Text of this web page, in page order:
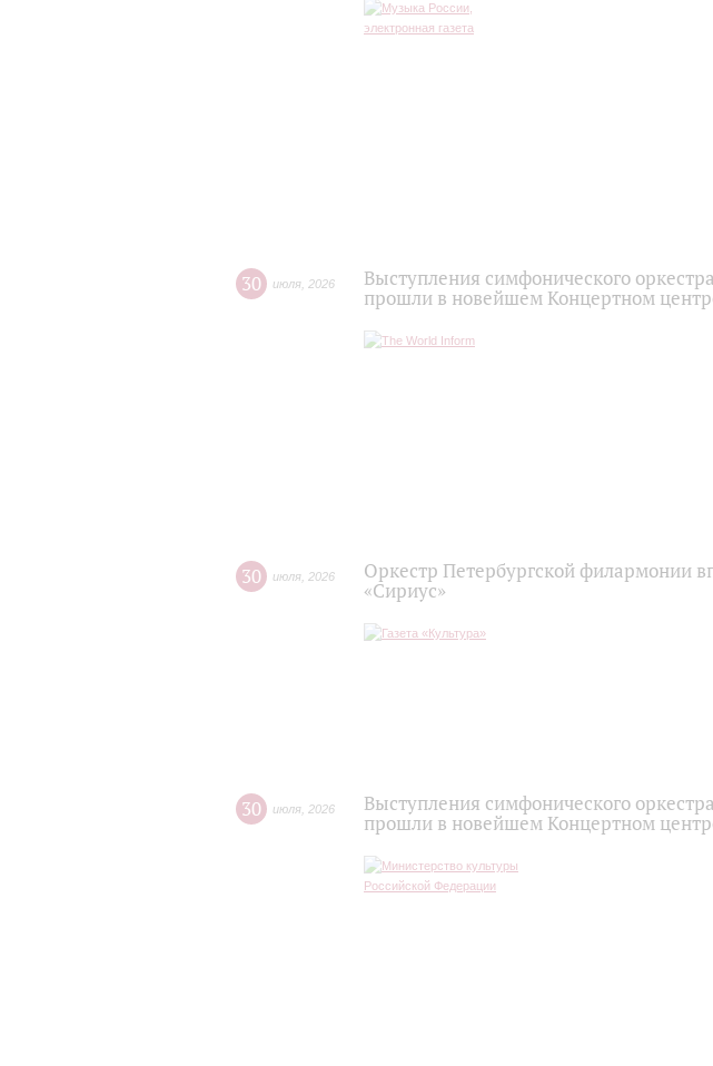
30 июля 2026
Выступления симфонического
прошли в новейшем Концертном
30 июля 2026
Оркестр Петербургской филармонии
«Сириус»
30 июля 2026
Выступления симфонического
прошли в новейшем Концертном